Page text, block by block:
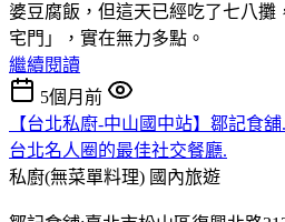
婆豆腐飯，但這天已經吃了七八攤
宅門」，實在無力多點。
繼續閱讀
5個月前
【台北私廚-中山國中站】鄒記食
台北名人圈的最佳社交餐廳.
私廚(無菜單料理) 國內旅遊